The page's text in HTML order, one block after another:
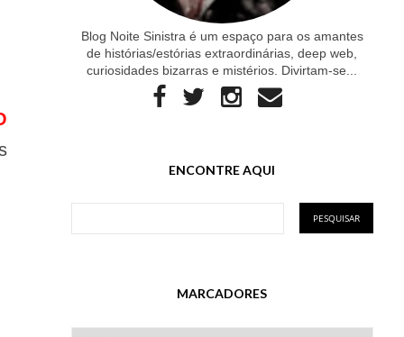
Blog Noite Sinistra é um espaço para os amantes
de histórias/estórias extraordinárias, deep web,
curiosidades bizarras e mistérios. Divirtam-se...
ENCONTRE AQUI
MARCADORES